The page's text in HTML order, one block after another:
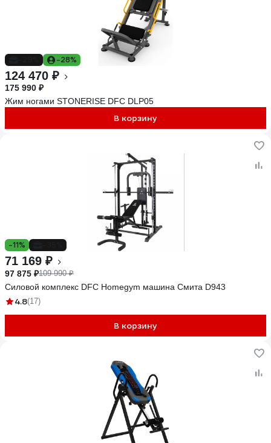
-28%
124 470 ₽
175 990 ₽
Жим ногами STONERISE DFC DLP05
В корзину
-11%
71 169 ₽
97 875 ₽109 990 ₽
Силовой комплекс DFC Homegym машина Смита D943
4.8(17)
В корзину